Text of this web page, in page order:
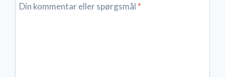
Din kommentar eller spørgsmål *